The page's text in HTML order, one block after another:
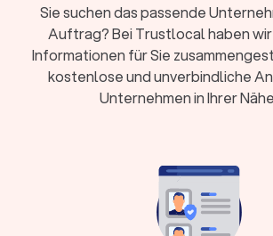
Um Stuckateur zu werden, ist eine
erforderlich. Die Ausbildung zum
Regel drei Jahre und erfolgt im dualen
theoretischen Kenntnisse werden in der
vermittelt, während die praktische
stattfindet. Während der Ausbildung
Das Gehalt eines ausgelernten Stuckateurs
Erfahrung und Region variieren. In der
jedoch gute Verdienstmöglichkeiten, die
Erfahrung und Weiterbildungen weiter
Sie suchen das passende
Auftrag? Bei Trustlocal haben
Informationen für Sie
kostenlose und unverbindliche
Unternehmen in Ihrer